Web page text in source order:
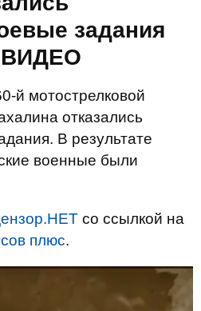
задания
ВИДЕО
й мотострелковой
отказались
В результате
военные были
со ссылкой на
плюс.